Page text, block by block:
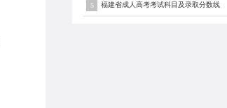
5 福建省成人高考考试科目及录取分数线